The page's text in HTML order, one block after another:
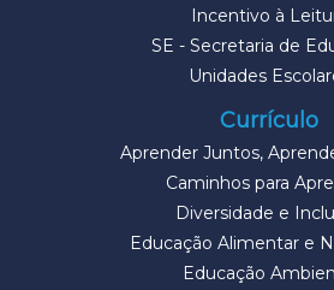
Incentivo à
SE - Secretaria de
Unidades
Currículo
Aprender Juntos,
Caminhos para
Diversidade e
Educação Alimentar e
Educação